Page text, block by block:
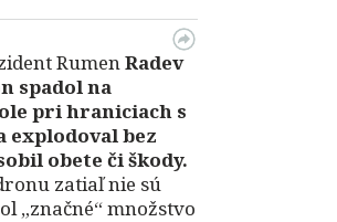
RumenRadev
spadol na
pri hraniciach s
explodoval bez
obete či škody.
zatiaľ nie sú
„značné“ množstvo